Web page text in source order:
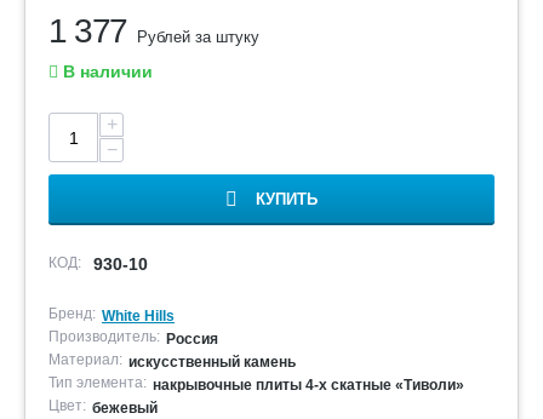
1 377 Рублей за штуку
В наличии
+
−
КУПИТЬ
КОД: 930-10
Бренд: White Hills
Производитель: Россия
Материал: искусственный камень
Тип элемента: накрывочные плиты 4-х скатные «Тиволи»
Цвет: бежевый